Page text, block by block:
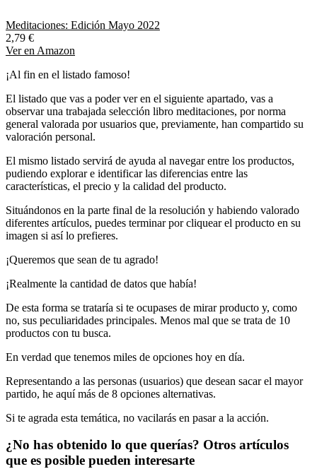
Meditaciones: Edición Mayo 2022
2,79 €
Ver en Amazon
¡Al fin en el listado famoso!
El listado que vas a poder ver en el siguiente apartado, vas a
observar una trabajada selección libro meditaciones, por norma
general valorada por usuarios que, previamente, han compartido su
valoración personal.
El mismo listado servirá de ayuda al navegar entre los productos,
pudiendo explorar e identificar las diferencias entre las
características, el precio y la calidad del producto.
Situándonos en la parte final de la resolución y habiendo valorado
diferentes artículos, puedes terminar por cliquear el producto en su
imagen si así lo prefieres.
¡Queremos que sean de tu agrado!
¡Realmente la cantidad de datos que había!
De esta forma se trataría si te ocupases de mirar producto y, como
no, sus peculiaridades principales. Menos mal que se trata de 10
productos con tu busca.
En verdad que tenemos miles de opciones hoy en día.
Representando a las personas (usuarios) que desean sacar el mayor
partido, he aquí más de 8 opciones alternativas.
Si te agrada esta temática, no vacilarás en pasar a la acción.
¿No has obtenido lo que querías? Otros artículos
que es posible pueden interesarte